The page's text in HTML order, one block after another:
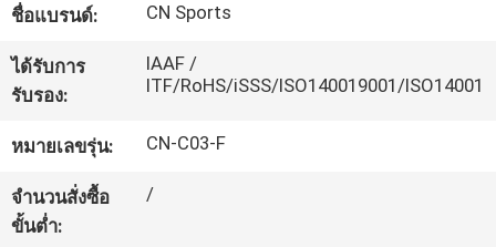
เรา
โรงงาน
ชื่อแบรนด์: CN Sports
ได้รับการ
รับรอง:
IAAF /
ITF/RoHS/iSSS/ISO140019001/ISO14001
หมายเลขรุ่น: CN-C03-F
จำนวนสั่งซื้อ
ขั้นต่ำ:
/